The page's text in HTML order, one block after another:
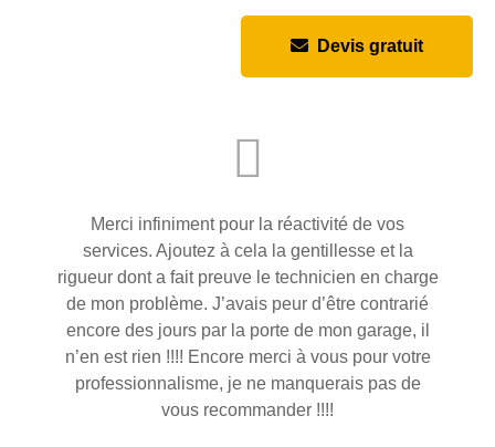
Devis gratuit
Merci infiniment pour la réactivité de vos
services. Ajoutez à cela la gentillesse et la
rigueur dont a fait preuve le technicien en charge
de mon problème. J’avais peur d’être contrarié
encore des jours par la porte de mon garage, il
n’en est rien !!!! Encore merci à vous pour votre
professionnalisme, je ne manquerais pas de
vous recommander !!!!